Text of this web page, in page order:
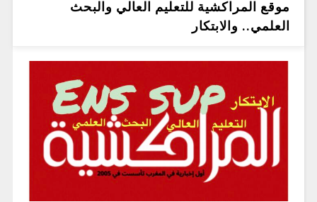
موقع المراكشية للتعليم العالي والبحث
العلمي.. والابتكار